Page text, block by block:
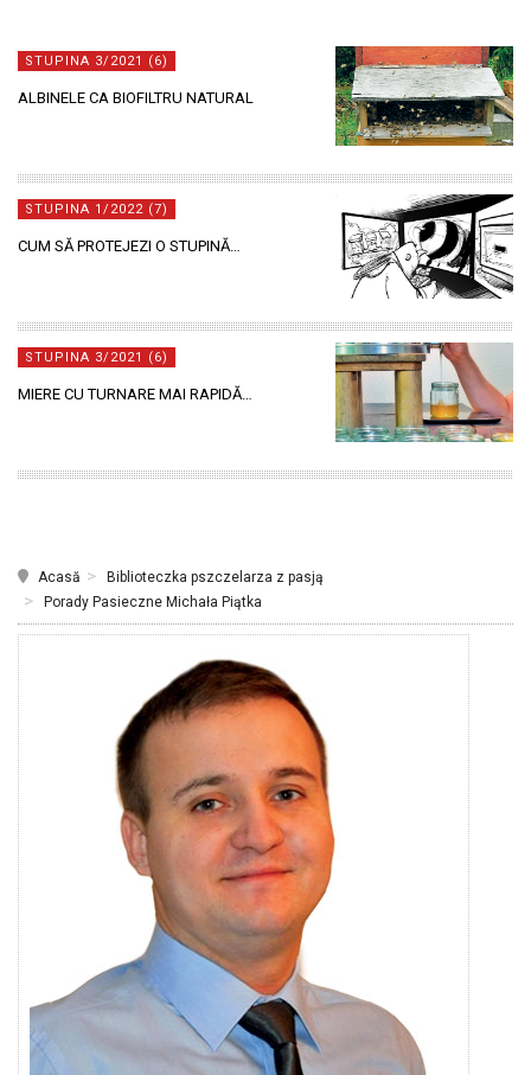
STUPINA 3/2021 (6)
ALBINELE CA BIOFILTRU NATURAL
STUPINA 1/2022 (7)
CUM SĂ PROTEJEZI O STUPINĂ…
STUPINA 3/2021 (6)
MIERE CU TURNARE MAI RAPIDĂ…
Acasă
Biblioteczka pszczelarza z pasją
Porady Pasieczne Michała Piątka